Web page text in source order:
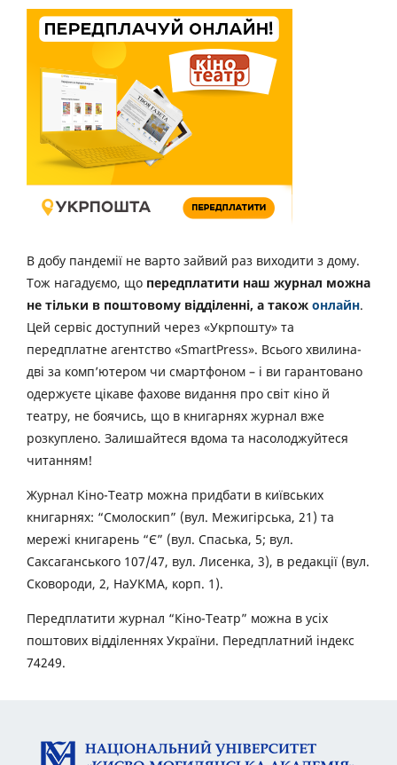
В добу пандемії не варто зайвий раз виходити з дому.
Тож нагадуємо, що передплатити наш журнал можна
не тільки в поштовому відділенні, а також онлайн.
Цей сервіс доступний через «Укрпошту» та
передплатне агентство «SmartPress». Всього хвилина-
дві за комп’ютером чи смартфоном – і ви гарантовано
одержуєте цікаве фахове видання про світ кіно й
театру, не боячись, що в книгарнях журнал вже
розкуплено. Залишайтеся вдома та насолоджуйтеся
читанням!
Журнал Кіно-Театр можна придбати в київських
книгарнях: “Смолоскип” (вул. Межигірська, 21) та
мережі книгарень “Є” (вул. Спаська, 5; вул.
Саксаганського 107/47, вул. Лисенка, 3), в редакції (вул.
Сковороди, 2, НаУКМА, корп. 1).
Передплатити журнал “Кіно-Театр” можна в усіх
поштових відділеннях України. Передплатний індекс
74249.